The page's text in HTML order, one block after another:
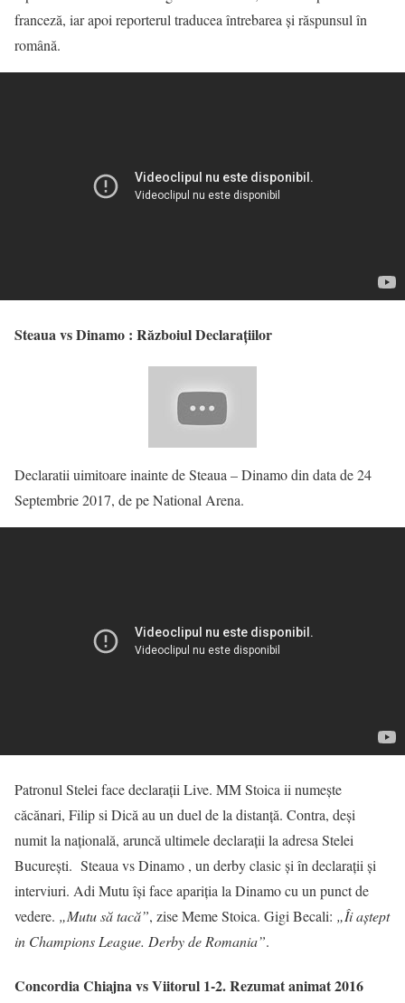
franceză, iar apoi reporterul traducea întrebarea și răspunsul în
română.
Steaua vs Dinamo : Războiul Declaraţiilor
Declaratii uimitoare inainte de Steaua – Dinamo din data de 24
Septembrie 2017, de pe National Arena.
Patronul Stelei face declarații Live. MM Stoica ii numește
căcănari, Filip si Dică au un duel de la distanță. Contra, deși
numit la națională, aruncă ultimele declarații la adresa Stelei
București. Steaua vs Dinamo , un derby clasic și în declarații și
interviuri. Adi Mutu își face apariția la Dinamo cu un punct de
vedere. „Mutu să tacă”, zise Meme Stoica. Gigi Becali: „Îi aștept
in Champions League. Derby de Romania”.
Concordia Chiajna vs Viitorul 1-2. Rezumat animat 2016